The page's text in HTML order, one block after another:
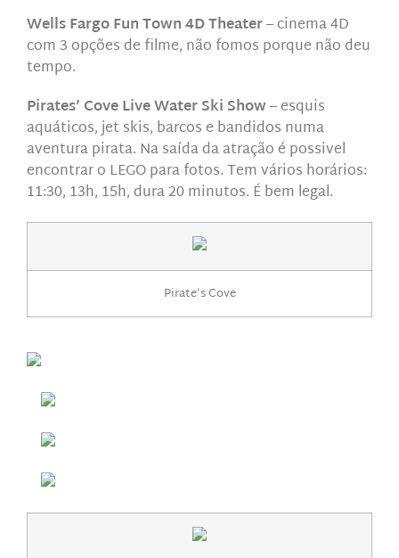
Wells Fargo Fun Town 4D Theater– cinema 4D
com 3 opções de filme, não fomos porque não deu
tempo.
Pirates’ Cove Live Water Ski Show– esquis
aquáticos, jet skis, barcos e bandidos numa
aventura pirata. Na saída da atração é possivel
encontrar o LEGO para fotos. Tem vários horários:
11:30, 13h, 15h, dura 20 minutos. É bem legal.
Pirate’s Cove